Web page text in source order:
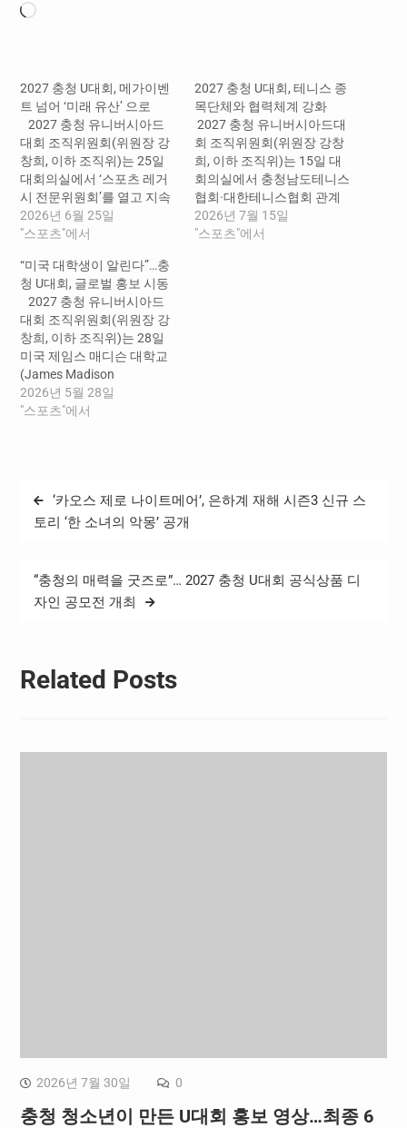
로
2027 충청 U대회, 메가이벤
트 넘어 ‘미래 유산’ 으로
2027 충청 유니버시아드
대회 조직위원회(위원장 강
창희, 이하 조직위)는 25일
대회의실에서 ‘스포츠 레거
시 전문위원회’를 열고 지속
가능한 스포츠 유산 조성 방
안을 논의했다고 밝혔다.
츠 행사가 일회성에 그치지
않고 지역사회와 스포츠 산
업, 교육·문화 전반에 장기적
가치를 남기는 유·무형의 유
산을 의미한다. 이날 회의
에는 이창섭 부위원장과 전
문위원 등 20여 명이 참석해
주요 유산 프로그램 추진 상
황을 점검하고, 실효성 있
2026년 6월 25일
"스포츠"에서
2027 충청 U대회, 테니스 종
목단체와 협력체계 강화
2027 충청 유니버시아드대
회 조직위원회(위원장 강창
희, 이하 조직위)는 15일 대
회의실에서 충청남도테니스
협회·대한테니스협회 관계
자를 초청해 업무 공유회의
를 개최했다고 밝혔다. 이날
2026년 7월 15일
"스포츠"에서
“미국 대학생이 알린다”…충
청 U대회, 글로벌 홍보 시동
2027 충청 유니버시아드
대회 조직위원회(위원장 강
창희, 이하 조직위)는 28일
미국 제임스 매디슨 대학교
(James Madison
University, 이하 JMU) 학생
들을 국제대학생 서포터
청 U대회를 홍보하는 참여형
프로그램으로, 대회의 국제
에 위촉된 JMU 학생들은 개
인 SNS와 온라인 플랫폼을
활용해 영문 홍보 콘텐츠를
2026년 5월 28일
"스포츠"에서
글
탐
‘카오스 제로 나이트메어’, 은하계 재해 시즌3 신규 스
토리 ‘한 소녀의 악몽’ 공개
“충청의 매력을 굿즈로”… 2027 충청 U대회 공식상품 디
자인 공모전 개최
Related Posts
2026년 7월 30일 0
충청 청소년이 만든 U대회 홍보 영상…최종 6